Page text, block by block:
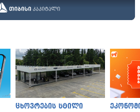
ცხოვრების სტილი